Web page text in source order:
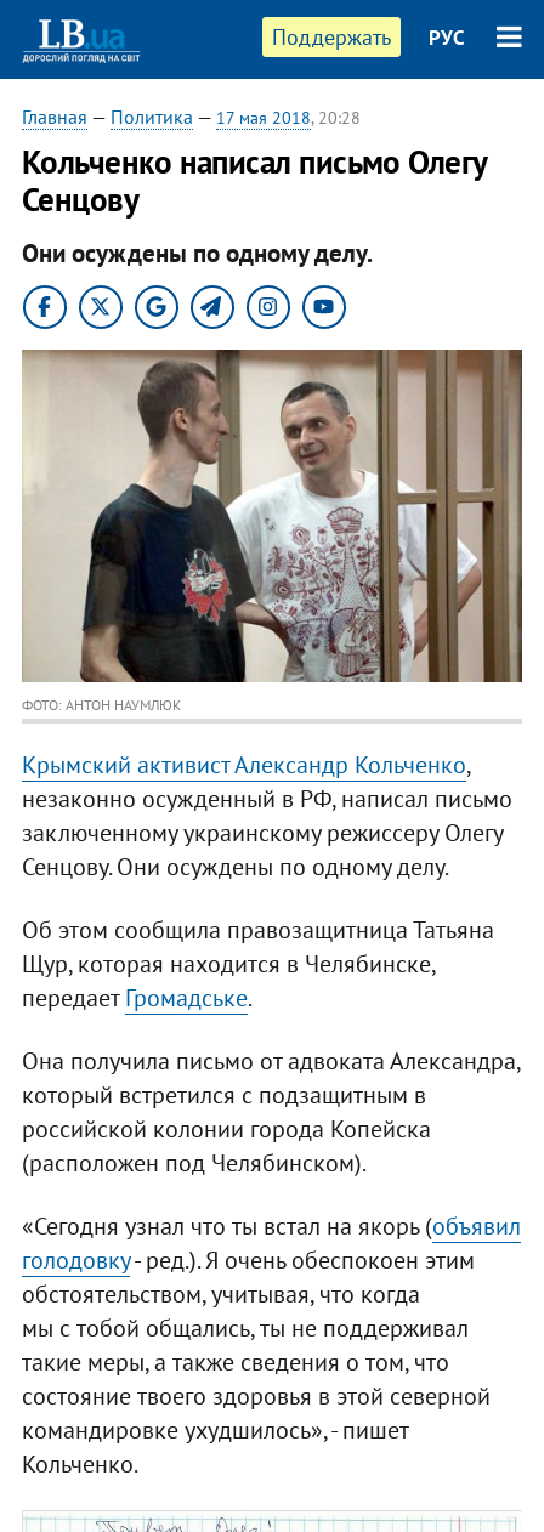
Поддержать РУС
Главная — Политика — 17 мая 2018, 20:28
Кольченко написал письмо Олегу
Сенцову
Они осуждены по одному делу.
ФОТО: АНТОН НАУМЛЮК
Крымский активист Александр Кольченко,
незаконно осужденный в РФ, написал письмо
заключенному украинскому режиссеру Олегу
Сенцову. Они осуждены по одному делу.
Об этом сообщила правозащитница Татьяна
Щур, которая находится в Челябинске,
передаетГромадське.
Она получила письмо от адвоката Александра,
который встретился с подзащитным в
российской колонии города Копейска
(расположен под Челябинском).
«Сегодня узнал что ты встал на якорь (объявил
голодовку- ред.). Я очень обеспокоен этим
обстоятельством, учитывая, что когда
мы с тобой общались, ты не поддерживал
такие меры, а также сведения о том, что
состояние твоего здоровья в этой северной
командировке ухудшилось», - пишет
Кольченко.